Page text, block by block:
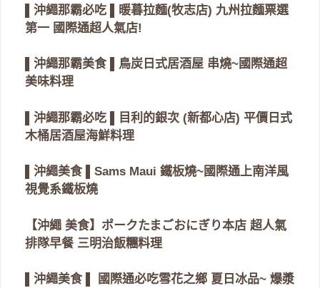
▌沖繩那霸必吃 ▌暖暮拉麵(牧志店) 九州拉麵票選
第一 國際通超人氣店!
▌沖繩那霸美食 ▌鳥炭日式居酒屋 串燒~國際通超
美味料理
▌沖繩那霸必吃 ▌目利的銀次 (新都心店) 平價日式
木桶居酒屋海鮮料理
▌沖繩美食 ▌Sams Maui 鐵板燒~國際通上南洋風
視覺系鐵板燒
【沖繩 美食】ポークたまごおにぎり本店 超人氣
排隊早餐 三明治飯糰料理
▌沖繩美食 ▌ 國際通必吃雪花之鄉 夏日冰品~ 爆漿